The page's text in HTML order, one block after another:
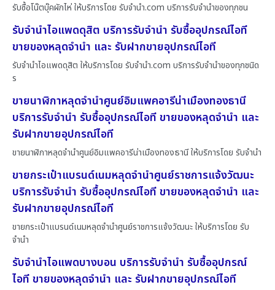
รับซื้อโน๊ตบุ๊คผักไห่ ให้บริการโดย รับจํานํา.com บริการรับจำนำของทุกชน
รับจำนำไอแพดดุสิต บริการรับจำนำ รับซื้ออุปกรณ์ไอที
ขายของหลุดจำนำ และ รับฝากขายอุปกรณ์ไอที
รับจำนำไอแพดดุสิต ให้บริการโดย รับจํานํา.com บริการรับจำนำของทุกชนิด
ร
ขายนาฬิกาหลุดจำนำศูนย์อิมแพคอารีน่าเมืองทองธานี
บริการรับจำนำ รับซื้ออุปกรณ์ไอที ขายของหลุดจำนำ และ
รับฝากขายอุปกรณ์ไอที
ขายนาฬิกาหลุดจำนำศูนย์อิมแพคอารีน่าเมืองทองธานี ให้บริการโดย รับจํานํา
ขายกระเป๋าแบรนด์เนมหลุดจำนำศูนย์ราชการแจ้งวัฒนะ
บริการรับจำนำ รับซื้ออุปกรณ์ไอที ขายของหลุดจำนำ และ
รับฝากขายอุปกรณ์ไอที
ขายกระเป๋าแบรนด์เนมหลุดจำนำศูนย์ราชการแจ้งวัฒนะ ให้บริการโดย รับ
จํานํา
รับจำนำไอแพดบางบอน บริการรับจำนำ รับซื้ออุปกรณ์
ไอที ขายของหลุดจำนำ และ รับฝากขายอุปกรณ์ไอที